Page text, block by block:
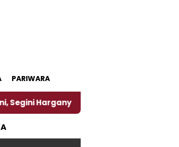
PARIWARA
‎Nasirun Maestro Lukis